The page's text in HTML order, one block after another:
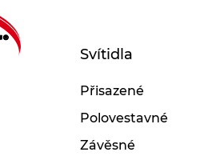
Svítidla
Přisazené
Polovestavné
Závěsné